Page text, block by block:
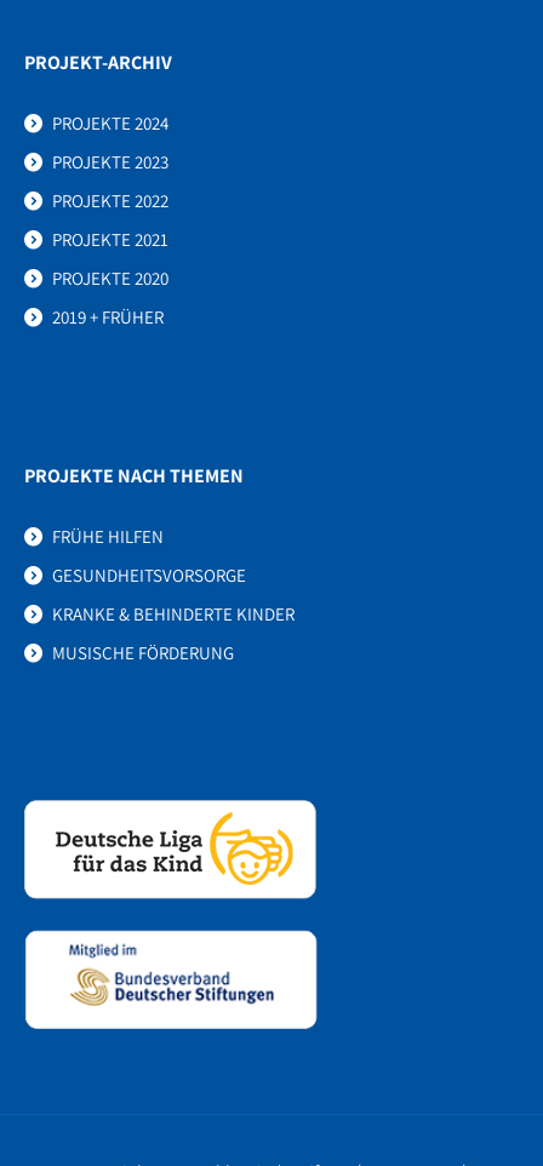
PROJEKT-ARCHIV
PROJEKTE 2024
PROJEKTE 2023
PROJEKTE 2022
PROJEKTE 2021
PROJEKTE 2020
2019 + FRÜHER
PROJEKTE NACH THEMEN
FRÜHE HILFEN
GESUNDHEITSVORSORGE
KRANKE & BEHINDERTE KINDER
MUSISCHE FÖRDERUNG